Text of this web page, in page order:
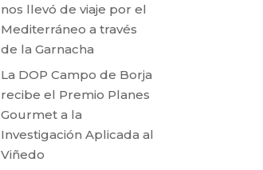
nos llevó de viaje por el
Mediterráneo a través
de la Garnacha
La DOP Campo de Borja
recibe el Premio Planes
Gourmet a la
Investigación Aplicada al
Viñedo